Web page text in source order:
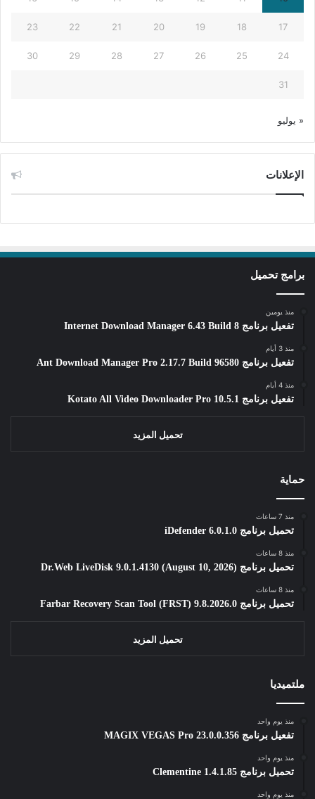
17
18
19
20
21
22
23
24
25
26
27
28
29
30
31
« يوليو
الإعلانات
برامج تحميل
منذ يومين
تفعيل برنامج Internet Download Manager 6.43 Build 8
منذ 3 أيام
تفعيل برنامج Ant Download Manager Pro 2.17.7 Build 96580
منذ 4 أيام
تفعيل برنامج Kotato All Video Downloader Pro 10.5.1
تحميل المزيد
حماية
منذ 7 ساعات
تحميل برنامج iDefender 6.0.1.0
منذ 8 ساعات
تحميل برنامج Dr.Web LiveDisk 9.0.1.4130 (August 10, 2026)
منذ 8 ساعات
تحميل برنامج Farbar Recovery Scan Tool (FRST) 9.8.2026.0
تحميل المزيد
ملتميديا
منذ يوم واحد
تفعيل برنامج MAGIX VEGAS Pro 23.0.0.356
منذ يوم واحد
تحميل برنامج Clementine 1.4.1.85
منذ يوم واحد